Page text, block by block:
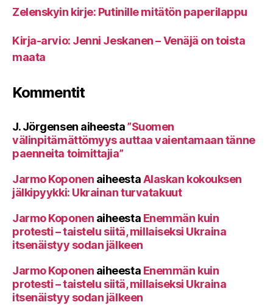
Zelenskyin kirje: Putinille mitätön paperilappu
Kirja-arvio: Jenni Jeskanen – Venäjä on toista
maata
Kommentit
J. Jörgensen aiheesta”Suomen
välinpitämättömyys auttaa vaientamaan tänne
paenneita toimittajia”
Jarmo Koponen aiheestaAlaskan kokouksen
jälkipyykki: Ukrainan turvatakuut
Jarmo Koponen aiheesta Enemmän kuin
protesti – taistelu siitä, millaiseksi Ukraina
itsenäistyy sodan jälkeen
Jarmo Koponen aiheesta Enemmän kuin
protesti – taistelu siitä, millaiseksi Ukraina
itsenäistyy sodan jälkeen